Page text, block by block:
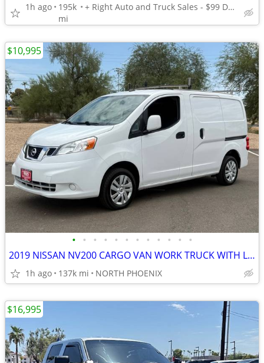
1h ago
195k
mi
+ Right Auto and Truck Sales - $99 DELIVERS TODAY! *OAC*
• • • • • • • • • • • •
2019 NISSAN NV200 CARGO VAN WORK TRUCK WITH LADDER RACK AND SHELVE
1h ago 137k mi NORTH PHOENIX
$10,995
$16,995